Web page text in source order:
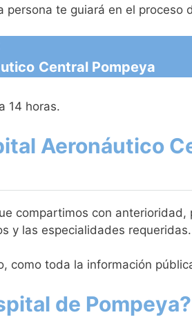
te guiará en el proceso
Central Pompeya
14 horas.
Aeronáutico
compartimos con anterioridad,
y las especialidades requeridas.
como toda la información
de Pompeya?